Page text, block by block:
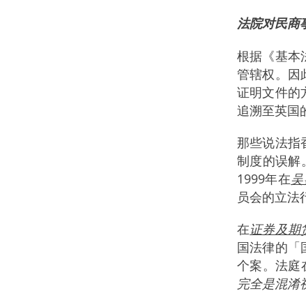
法院对民商
根据《基本
管辖权。因
证明文件的
追溯至英国
那些说法指
制度的误解
1999年在
员会的立法
在证券及
国法律的「
个案。法庭
完全是混淆